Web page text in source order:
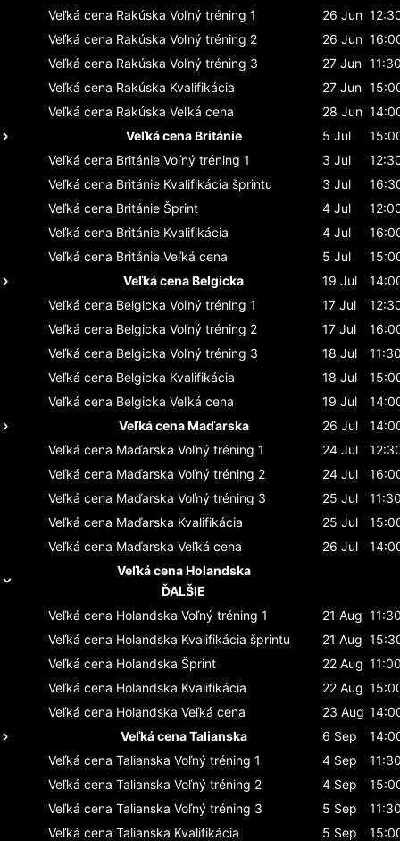
Veľká cena Rakúska Voľný tréning 1 26 Jun
Veľká cena Rakúska Voľný tréning 2 26 Jun
Veľká cena Rakúska Voľný tréning 3 27 Jun 11:30
Veľká cena Rakúska Kvalifikácia 27 Jun
Veľká cena Rakúska Veľká cena 28 Jun
Veľká cena Británie
5 Jul
Veľká cena Británie Voľný tréning 1 3 Jul
Veľká cena Británie Kvalifikácia šprintu 3 Jul
Veľká cena Británie Šprint 4 Jul
Veľká cena Británie Kvalifikácia 4 Jul
Veľká cena Británie Veľká cena 5 Jul
Veľká cena Belgicka
19 Jul
Veľká cena Belgicka Voľný tréning 1 17 Jul
Veľká cena Belgicka Voľný tréning 2 17 Jul
Veľká cena Belgicka Voľný tréning 3 18 Jul
11:30
Veľká cena Belgicka Kvalifikácia 18 Jul
Veľká cena Belgicka Veľká cena 19 Jul
Veľká cena Maďarska
26 Jul
Veľká cena Maďarska Voľný tréning 1 24 Jul
Veľká cena Maďarska Voľný tréning 2 24 Jul
Veľká cena Maďarska Voľný tréning 3 25 Jul
11:30
Veľká cena Maďarska Kvalifikácia 25 Jul
Veľká cena Maďarska Veľká cena 26 Jul
Veľká cena Holandska
ĎALŠIE
Veľká cena Holandska Voľný tréning 1 21 Aug 11:30
Veľká cena Holandska Kvalifikácia šprintu 21 Aug
Veľká cena Holandska Šprint 22 Aug 11:00
Veľká cena Holandska Kvalifikácia 22 Aug
Veľká cena Holandska Veľká cena 23 Aug
Veľká cena Talianska
6 Sep
Veľká cena Talianska Voľný tréning 1 4 Sep
11:30
Veľká cena Talianska Voľný tréning 2 4 Sep
Veľká cena Talianska Voľný tréning 3 5 Sep
11:30
Veľká cena Talianska Kvalifikácia 5 Sep